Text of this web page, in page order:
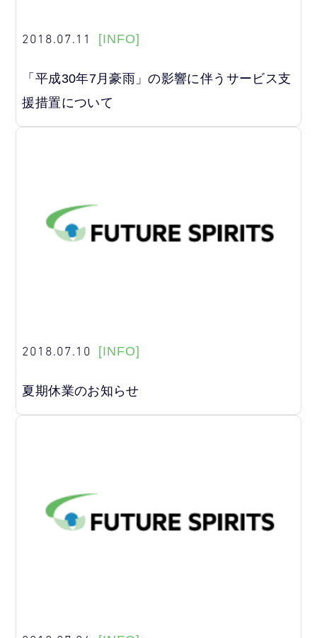
2018.07.11 [INFO]
「平成30年7月豪雨」の影響に伴うサービス支
援措置について
2018.07.10 [INFO]
夏期休業のお知らせ